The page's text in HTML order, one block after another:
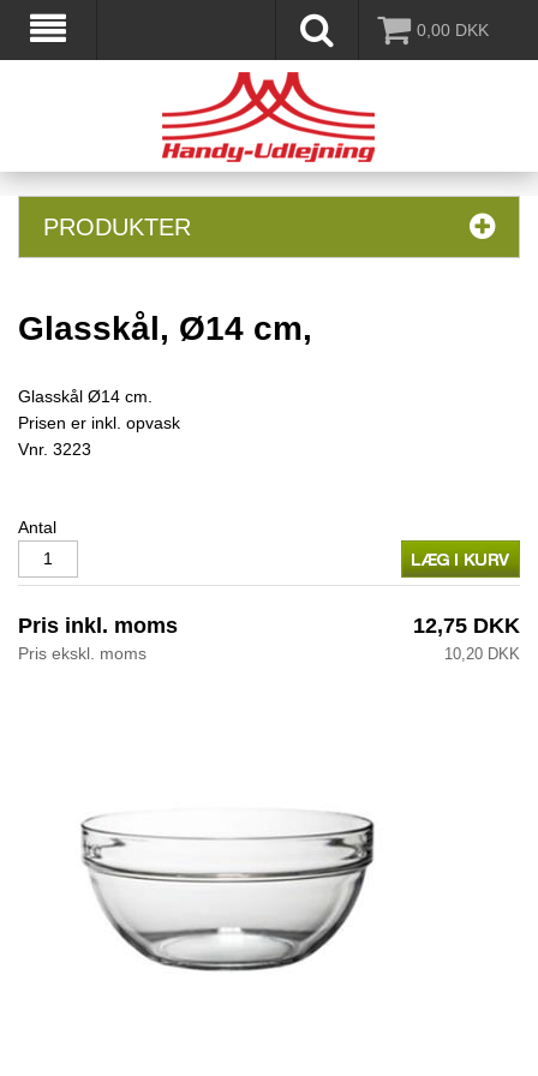
0,00 DKK
PRODUKTER
Glasskål, Ø14 cm,
Glasskål Ø14 cm.
Prisen er inkl. opvask
Vnr. 3223
Antal
Pris inkl. moms 12,75 DKK
Pris ekskl. moms 10,20 DKK